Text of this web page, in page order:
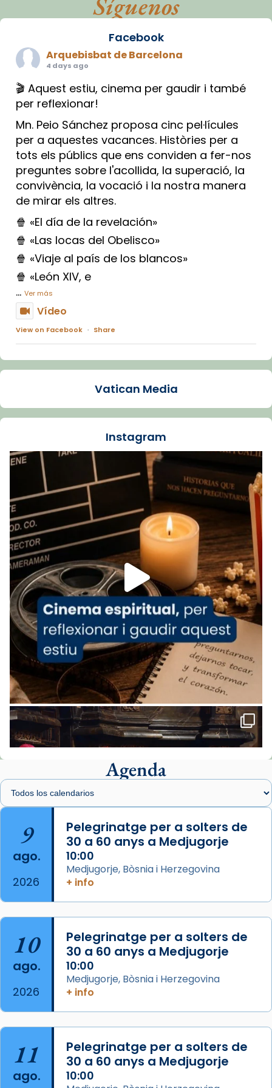
Facebook
Arquebisbat de Barcelona
4 days ago
🎬 Aquest estiu, cinema per gaudir i també
per reflexionar!
Mn. Peio Sánchez proposa cinc pel·lícules
per a aquestes vacances. Històries per a
tots els públics que ens conviden a fer-nos
preguntes sobre l'acollida, la superació, la
convivència, la vocació i la nostra manera
de mirar els altres.
🍿 «El día de la revelación»
🍿 «Las locas del Obelisco»
🍿 «Viaje al país de los blancos»
🍿 «León XIV, e
... Ver más
Vídeo
View on Facebook · Share
Arquebisbat de Barcelona
La Carmina va patir depressió. Fa gairebé
dos mesos, a l'Estadi Lluís Companys, la
Recupera l'entrevista comp
Vatican
tican News 👇
www.vaticannews.va/es/iglesia/news/2026-
07/carmina-historia-depresion-papa-viaje-
espana-testimoni...
Foto
View on Facebook · Share
Arquebisbat de Barcelona
2 weeks ago
«Avui les santes Juliana i Semproniana ens
ajuden a alçar la mirada»
Mons. Sergi Gordo, bisbe de Tortosa, ha
presidit aquest 27 de juliol la missa de Les
Santes de Mataró.
🔗tinyurl.com/cvu5jmbk
📸 J. Merino
de Barcelona.
2 weeks ago
Aquest dilluns, 27 de juliol, ha tingut lloc la
missa d’acció de gràcies en agraïment al
comitè organitzador de la visita apostòlica
del Sant Pare Lleó XIV a Barcelona, i als
col·laboradors, a la Catedral de Barcelona.
L’arquebisbe de Barcelona, el cardenal Joan
Josep Omella, ha presidit la missa i l’ha
concelebrat el bisbe auxiliar de Barcelona,
Mons. David Abadías.
📸 Dr. G. Simón
Foto
View on Facebook · Share
Arquebisbat de Barcelona
Vatican Media
Instagram
Agenda
9
ago.
2026
Pelegrinatge per a solters de
30 a 60 anys a Medjugorje
10:00
Medjugorje, Bòsnia i Herzegovina
+ info
10
ago.
2026
Pelegrinatge per a solters de
30 a 60 anys a Medjugorje
10:00
Medjugorje, Bòsnia i Herzegovina
+ info
11
ago.
Pelegrinatge per a solters de
30 a 60 anys a Medjugorje
10:00